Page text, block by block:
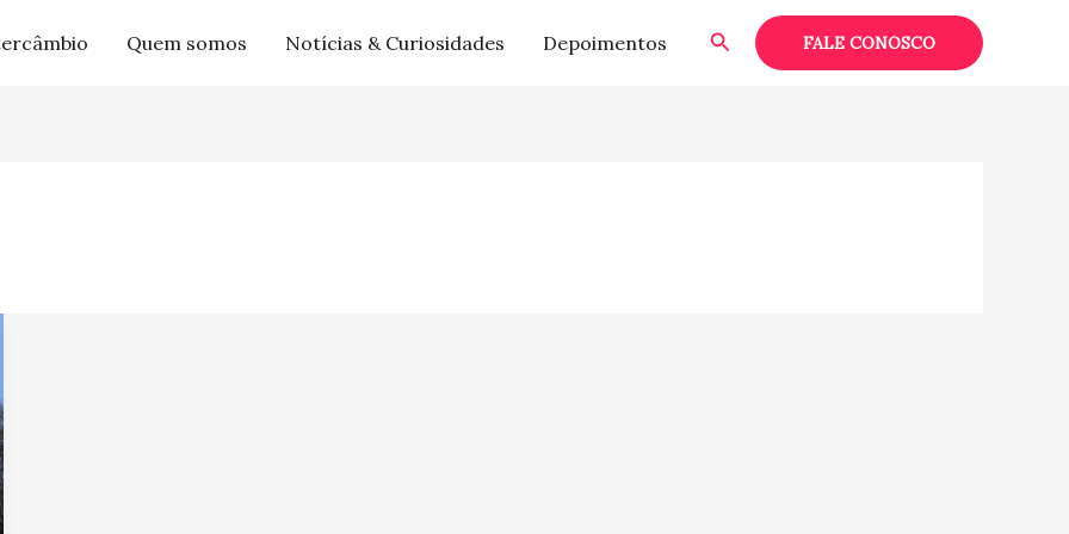
Quem somos Notícias & Curiosidades Depoimentos PesquisarFALE CONOSCO